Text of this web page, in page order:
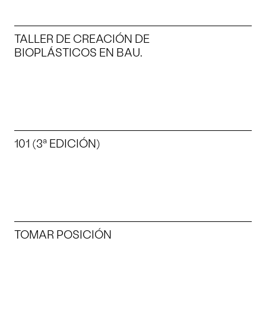
TALLER DE CREACIÓN DE
BIOPLÁSTICOS EN BAU.
101 (3ª EDICIÓN)
TOMAR POSICIÓN